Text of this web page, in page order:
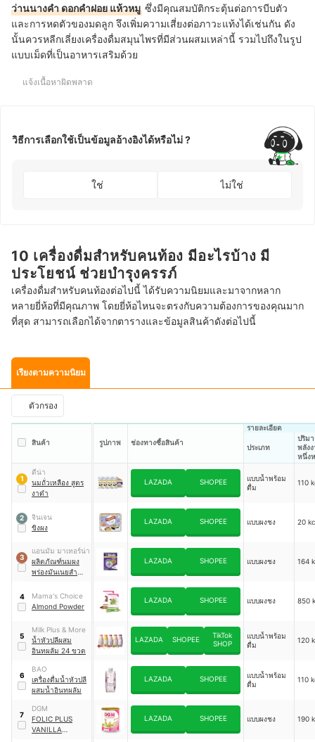
ว่านนางคำ ดอกคำฝอย แห้วหมู ซึ่งมีคุณสมบัติกระตุ้นต่อการบีบตัว
และการหดตัวของมดลูก จึงเพิ่มความเสี่ยงต่อภาวะแท้งได้เช่นกัน ดัง
นั้นควรหลีกเลี่ยงเครื่องดื่มสมุนไพรที่มีส่วนผสมเหล่านี้ รวมไปถึงในรูป
แบบเม็ดที่เป็นอาหารเสริมด้วย
แจ้งเนื้อหาผิดพลาด
วิธีการเลือกใช้เป็นข้อมูลอ้างอิงได้หรือไม่ ?
ใช่ ไม่ใช่
10 เครื่องดื่มสำหรับคนท้อง มีอะไรบ้าง มี
ประโยชน์ ช่วยบำรุงครรภ์
เครื่องดื่มสำหรับคนท้องต่อไปนี้ ได้รับความนิยมและมาจากหลาก
หลายยี่ห้อที่มีคุณภาพ โดยยี่ห้อไหนจะตรงกับความต้องการของคุณมาก
ที่สุด สามารถเลือกได้จากตารางและข้อมูลสินค้าดังต่อไปนี้
เรียงตามความนิยม
ตัวกรอง
สินค้า รูปภาพ ช่องทางซื้อสินค้า
รายละเอียด
ประเภท
ปริม
พลัง
หนึ่ง
1
ดีน่า
นมถั่วเหลือง สูตร
งาดำ
LAZADA SHOPEE
แบบน้ำพร้อม
ดื่ม
110
2
จินเจน
ขิงผง
LAZADA SHOPEE แบบผงชง 20
3
แอนมัม มาเทอร์น่า
ผลิตภัณฑ์นมผง
พร่องมันเนยสำหรับ
สตรีให้นมบุตร
LAZADA SHOPEE แบบผงชง 164
4
Mama's Choice
Almond Powder
LAZADA SHOPEE แบบผงชง 850
5
Milk Plus & More
น้ำหัวปลีผสม
อินทผลัม 24 ขวด
LAZADA SHOPEE
TikTok
SHOP
แบบน้ำพร้อม
ดื่ม
120
6
BAO
เครื่องดื่มน้ำหัวปลี
ผสมน้ำอินทผลัม
LAZADA SHOPEE
แบบน้ำพร้อม
ดื่ม
110
7
DGM
FOLIC PLUS
VANILLA
LAZADA SHOPEE แบบผงชง 190